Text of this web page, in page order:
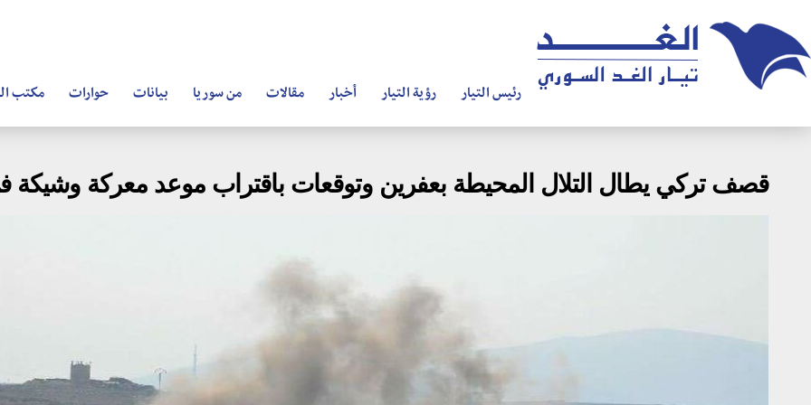
رئيس التيار رؤية التيار أخبار مقالات من سوريا بيانات حوارات مكتب
قصف تركي يطال التلال المحيطة بعفرين وتوقعات باقتراب موعد معركة وشيكة